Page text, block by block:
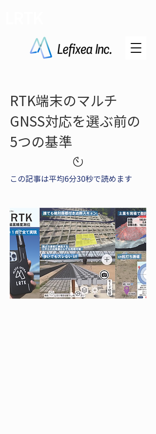
RTK端末のマルチ
GNSS対応を選ぶ前の
5つの基準
この記事は平均6分30秒で読めます